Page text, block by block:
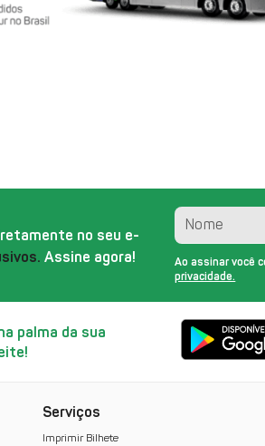
no seu e-
Assine agora! Ao assinar você
privacidade.
palma da sua
Serviços
Imprimir Bilhete